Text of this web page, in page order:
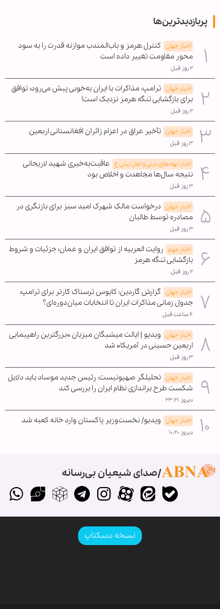
پربازدیدترین‌ها
اخبار جهان کنترل هرمز و باب‌المندب موازنه قدرت را به سود
محور مقاومت تغییر داده است
۲ روز قبل
اخبار جهان ترامپ: مذاکرات با ایران به‌خوبی پیش می‌رود؛ توافق
برای بازگشایی تنگه هرمز نزدیک است!
۲ روز قبل
اخبار جهان تأخیر عراق در اعزام زائران افغانستانی اربعین
۳ روز قبل
اخبار نهادهای دینی و اهل بیتی ع عاقبت‌به‌خیری شهید لاریجانی
نتیجه سال‌ها مجاهدت و اخلاص بود
۳ روز قبل
اخبار جهان درخواست مالک شهرک امید سبز برای بازنگری در
مصادره توسط طالبان
۳ روز قبل
اخبار مهم روایت العربیه از توافق ایران و عمان؛ جزئیات و شروط
بازگشایی تنگه هرمز
۲ روز قبل
اخبار جهان گزارش گاردین: کابوس ترسناک کارتر برای ترامپ؛
جدول زمانی مذاکرات ایران تا انتخابات میان‌دوره‌ای؟
۶ ساعت قبل
اخبار جهان ویدیو | ایالت میشیگان میزبان »بزرگترین راهپیمایی
اربعین حسینی در آمریکا« شد
۳ روز قبل
اخبار جهان تحلیلگر صهیونیست: رئیس جدید موساد باید دلایل
شکست طرح براندازی نظام ایران را بررسی کند
دیروز ۲۳:۲۱
اخبار جهان ویدیو/ نخست‌وزیر پاکستان وارد خانه کعبه شد
دیروز ۱۰:۲۰
صدای شیعیان بی‌رسانه
نسخه دسکتاپ